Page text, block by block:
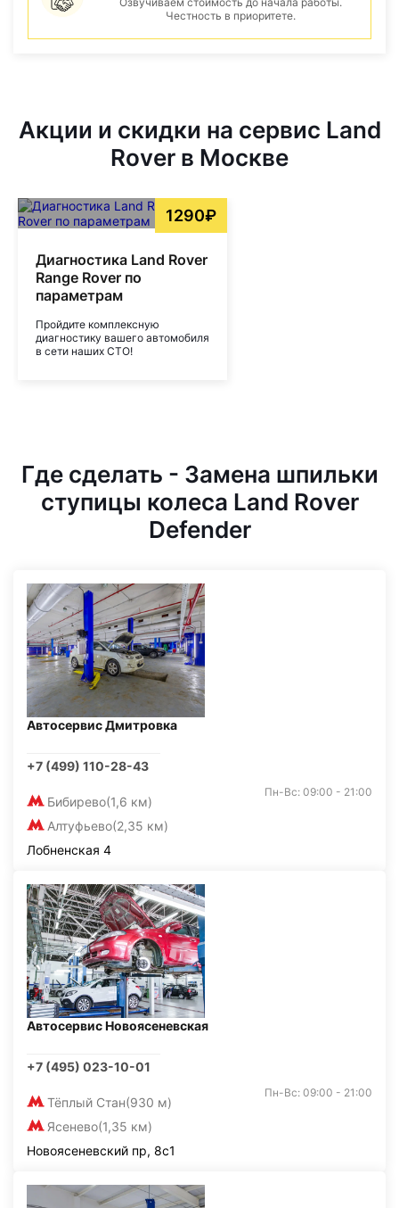
Честность в приоритете.
Акции и скидки на сервис Land
Rover в Москве
1290₽
Диагностика Land Rover
Range Rover по
параметрам
Пройдите комплексную
диагностику вашего автомобиля
в сети наших СТО!
Где сделать - Замена шпильки
ступицы колеса Land Rover
Defender
Автосервис Дмитровка
+7 (499) 110-28-43
Бибирево(1,6 км)
Алтуфьево(2,35 км)
Пн-Вс: 09:00 - 21:00
Лобненская 4
Автосервис Новоясеневская
+7 (495) 023-10-01
Тёплый Стан(930 м)
Ясенево(1,35 км)
Пн-Вс: 09:00 - 21:00
Новоясеневский пр, 8с1